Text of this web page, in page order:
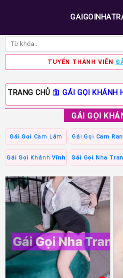
TUYỂN THÀNH VIÊN
TRANG CHỦ 🛐 GÁI GỌI KHÁNH
GÁI GỌI
Gái Gọi Cam Lâm Gái Gọi Cam
Gái Gọi Khánh Vĩnh Gái Gọi Nha